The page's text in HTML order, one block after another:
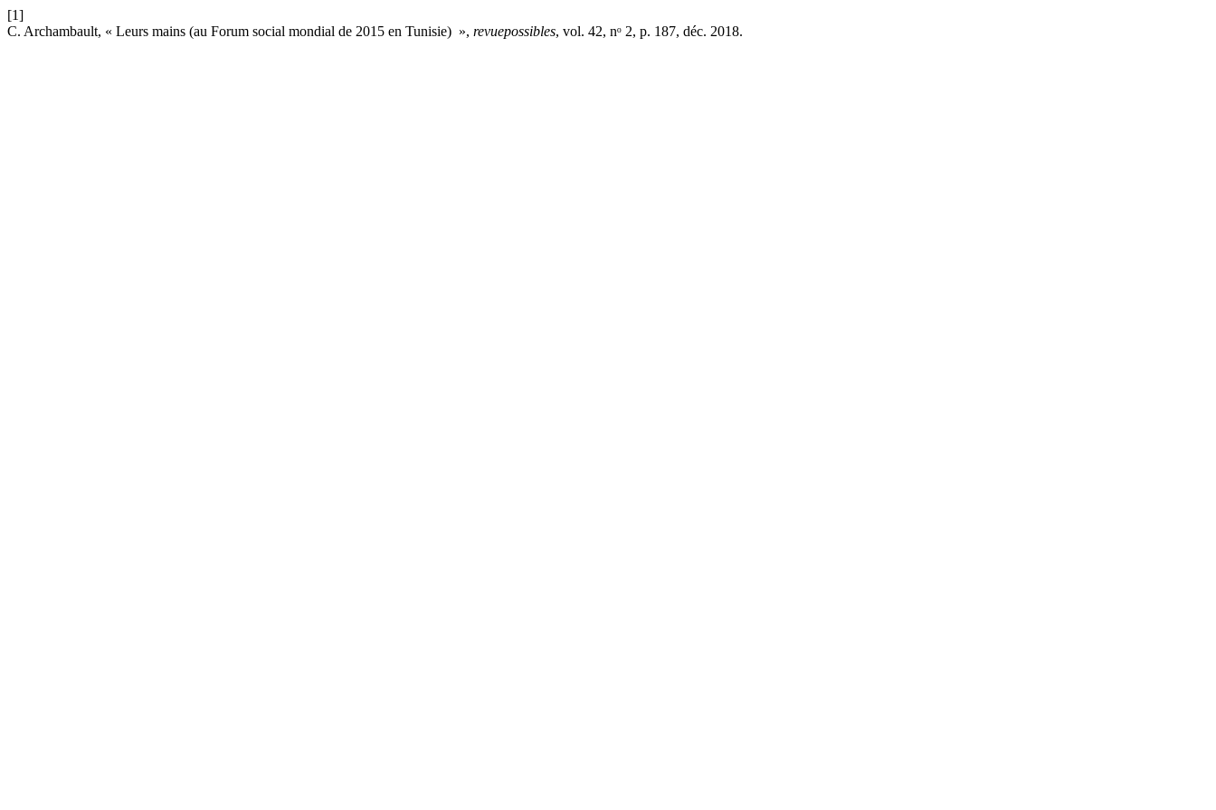
[1]
C. Archambault, « Leurs mains (au Forum social mondial de 2015 en Tunisie) », revuepossibles, vol. 42, nᵒ 2, p. 187, déc. 2018.